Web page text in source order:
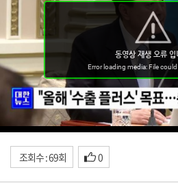
조회수 : 69회 0